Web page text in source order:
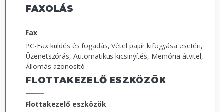
FAXOLÁS
Fax
PC-Fax küldés és fogadás, Vétel papír kifogyása esetén,
Üzenetszórás, Automatikus kicsinyítés, Memória átvitel,
Állomás azonosító
FLOTTAKEZELŐ ESZKÖZÖK
Flottakezelő eszközök